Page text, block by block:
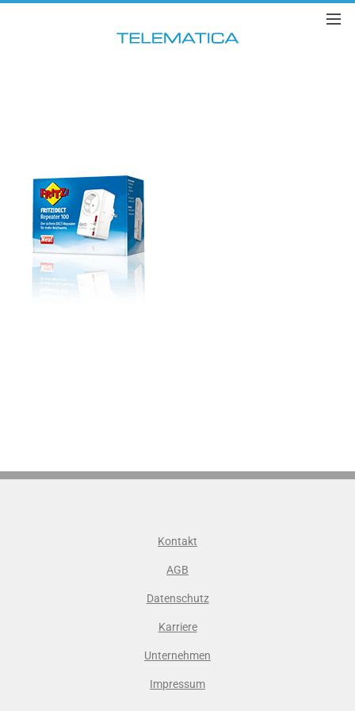
Kontakt
AGB
Datenschutz
Karriere
Unternehmen
Impressum